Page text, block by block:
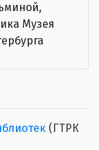
Музея
(ГТРК